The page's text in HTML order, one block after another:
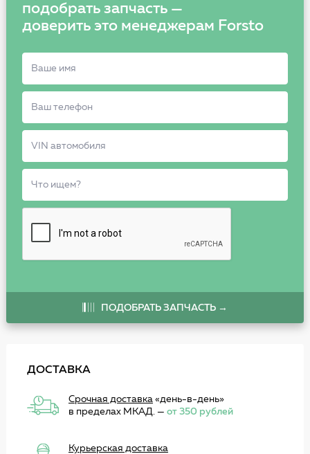
подобрать запчасть —
доверить это менеджерам Forsto
ПОДОБРАТЬ ЗАПЧАСТЬ →
ДОСТАВКА
Срочная доставка«день-в-день»
в пределах МКАД. — от 350 рублей
Курьерская доставка